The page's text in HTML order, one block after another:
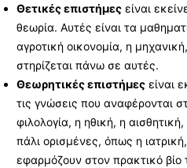
Θετικές επιστήμες είναι
θεωρία. Αυτές είναι τα
αγροτική οικονομία, η
στηρίζεται πάνω σε αυτές.
Θεωρητικές επιστήμες είναι
τις γνώσεις που αναφέρονται
φιλολογία, η ηθική, η
πάλι ορισμένες, όπως η
εφαρμόζουν στον πρακτικό